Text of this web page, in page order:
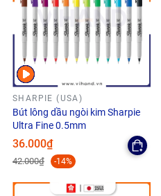
SHARPIE (USA)
Bút lông dầu ngòi kim Sharpie
Ultra Fine 0.5mm
36.000₫
42.000₫ -14%